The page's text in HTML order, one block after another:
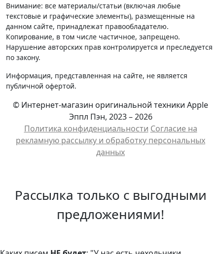
Внимание: все материалы/статьи (включая любые
текстовые и графические элементы), размещенные на
данном сайте, принадлежат правообладателю.
Копирование, в том числе частичное, запрещено.
Нарушение авторских прав контролируется и преследуется
по закону.
Информация, представленная на сайте, не является
публичной офертой.
© Интернет-магазин оригинальной техники Apple
Эппл Пэн, 2023 – 2026
Политика конфиденциальности Cогласие на
рекламную рассылку и обработку персональных
данных
Рассылка только с выгодными
предложениями!